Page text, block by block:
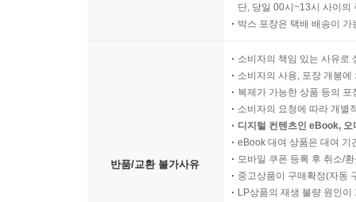
단, 당일 00시~13시 사이의
박스 포장은 택배 배송이
반품/교환 불가사유
소비자의 책임 있는 사유로
소비자의 사용, 포장 개봉
복제가 가능한 상품 등의
소비자의 요청에 따라 개별
디지털 컨텐츠인 eBook,
eBook 대여 상품은 대여 기
모바일 쿠폰 등록 후 취소/
중고상품이 구매확정(자동
LP상품의 재생 불량 원인